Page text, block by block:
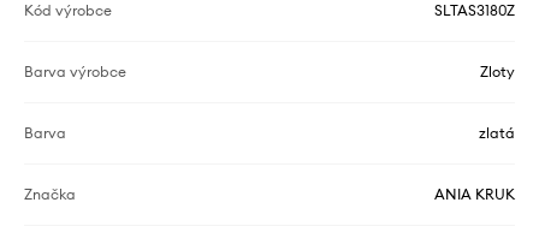
Kód výrobce SLTAS3180Z
Barva výrobce Zloty
Barva zlatá
Značka ANIA KRUK